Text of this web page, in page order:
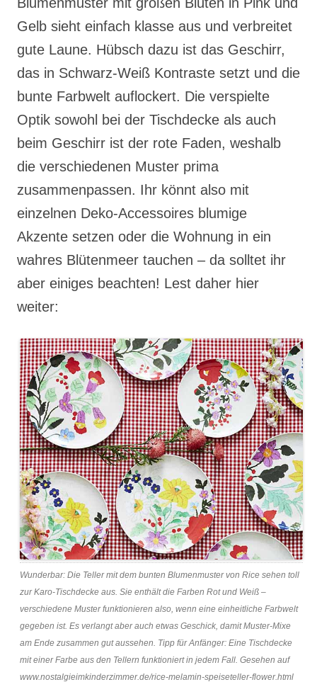
Gelb sieht einfach klasse aus und verbreitet
gute Laune. Hübsch dazu ist das Geschirr,
das in Schwarz-Weiß Kontraste setzt und die
bunte Farbwelt auflockert. Die verspielte
Optik sowohl bei der Tischdecke als auch
beim Geschirr ist der rote Faden, weshalb
die verschiedenen Muster prima
zusammenpassen. Ihr könnt also mit
einzelnen Deko-Accessoires blumige
Akzente setzen oder die Wohnung in ein
wahres Blütenmeer tauchen – da solltet ihr
aber einiges beachten! Lest daher hier
weiter:
Wunderbar: Die Teller mit dem bunten Blumenmuster von Rice sehen toll
zur Karo-Tischdecke aus. Sie enthält die Farben Rot und Weiß –
verschiedene Muster funktionieren also, wenn eine einheitliche Farbwelt
gegeben ist. Es verlangt aber auch etwas Geschick, damit Muster-Mixe
am Ende zusammen gut aussehen. Tipp für Anfänger: Eine Tischdecke
mit einer Farbe aus den Tellern funktioniert in jedem Fall. Gesehen auf
www.nostalgieimkinderzimmer.de/rice-melamin-speiseteller-flower.html